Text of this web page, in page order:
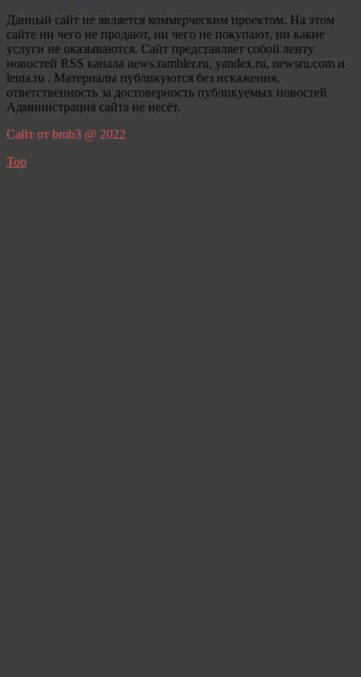
Данный сайт не является коммерческим проектом. На этом
сайте ни чего не продают, ни чего не покупают, ни какие
услуги не оказываются. Сайт представляет собой ленту
новостей RSS канала news.rambler.ru, yandex.ru, newsru.com и
lenta.ru . Материалы публикуются без искажения,
ответственность за достоверность публикуемых новостей
Администрация сайта не несёт.
Сайт от bmb3 @ 2022
Top